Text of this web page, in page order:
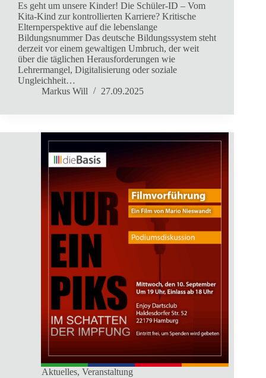
Es geht um unsere Kinder! Die Schüler-ID – Vom
Kita-Kind zur kontrollierten Karriere? Kritische
Elternperspektive auf die lebenslange
Bildungsnummer Das deutsche Bildungssystem steht
derzeit vor einem gewaltigen Umbruch, der weit
über die täglichen Herausforderungen wie
Lehrermangel, Digitalisierung oder soziale
Ungleichheit…
Markus Will
27.09.2025
Aktuelles, Veranstaltung